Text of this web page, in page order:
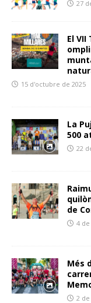
27
El
15 d'octubre de 2025
La
500
22
de
4
Més
2